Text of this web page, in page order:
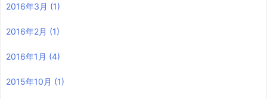
2016年3月 (1)
2016年2月 (1)
2016年1月 (4)
2015年10月 (1)